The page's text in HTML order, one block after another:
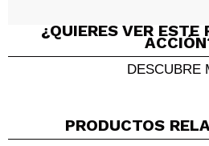
Compartir un vídeo
Tu vídeo podría ser el
¿QUIERES VER ESTE
DESCUBRE
PRODUCTOS